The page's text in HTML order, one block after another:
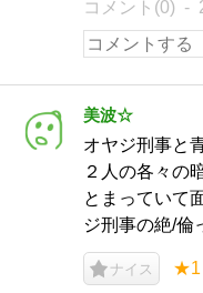
コメント(0)
美波☆
オヤジ刑事と
２人の各々の
とまっていて
ジ刑事の絶/倫
ナイス ★1